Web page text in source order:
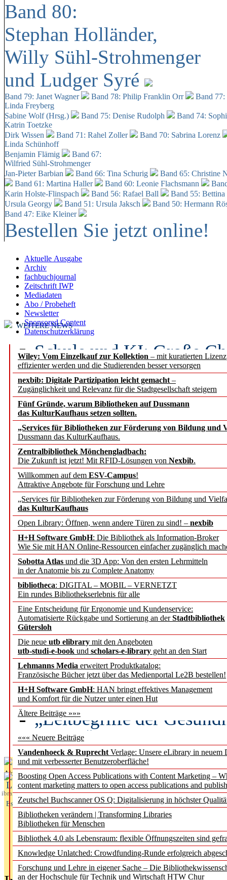
Band 80:
Stephan Holländer,
Willy Sühl-Strohmenger
und Ludger Syré
Band 79: Janet Wagner Band 78: Philip Franklin Orr
Band
Linda Freyberg
Sabine Wolf (Hrsg.)
Band 75: Denise Rudolph
Band 74:
Katrin Toetzke
Dirk Wissen
Band 71: Rahel Zoller
Band 70: Sabrina Lorenz
Linda Schünhoff
Benjamin Flämig
Band 67:
Wilfried Sühl-Strohmenger
Jan-Pieter Barbian
Band 66: Tina Schurig
Band 65: Christine
Band 61: Martina Haller
Band 60: Leonie Flachsmann
Karin Holste-Flinspach
Band 56: Rafael Ball
Band 55:
Ursula Georgy
Band 51: Ursula Jaksch Band 50: Hermann
Band 47: Eike Kleiner
Bestellen Sie jetzt online!
Aktuelle Ausgabe
Archiv
fachbuchjournal
Zeitschrift IWP
Mediadaten
Abo / Probeheft
Newsletter
Sponsored Content
Datenschutzerklärung
Wiley: Vom Einzelkauf zur Kollektion – mit kuratierten
effizienter werden und die Studierenden besser versorgen
nexbib: Digitale Partizipation leicht gemacht –
Zugänglichkeit und Relevanz für die Stadtgesellschaft steigern
Fünf Gründe, warum Bibliotheken auf Dussmann
das KulturKaufhaus setzen sollten.
„Services für Bibliotheken zur Förderung von Bildung und
Dussmann das KulturKaufhaus.
Zentralbibliothek Mönchengladbach:
Die Zukunft ist jetzt! Mit RFID-Lösungen von Nexbib.
Willkommen auf dem ESV-Campus!
Attraktive Angebote für Forschung und Lehre
„Services für Bibliotheken zur Förderung von Bildung und
das KulturKaufhaus
Open Library: Öffnen, wenn andere Türen zu sind! – nexbib
H+H Software GmbH: Die Bibliothek als Information-Broker
Wie Sie mit HAN Online-Ressourcen einfacher zugänglich
Sobotta Atlas und die 3D App: Von den ersten Lehrmitteln
in der Anatomie bis zu Complete Anatomy
bibliotheca: DIGITAL – MOBIL – VERNETZT
Ein rundes Bibliothekserlebnis für alle
Eine Entscheidung für Ergonomie und Kundenservice:
Automatisierte Rückgabe und Sortierung an derStadtbibliothek
Gütersloh
Die neue utb elibrary mit den Angeboten
utb-studi-e-book und scholars-e-library geht an den Start
Lehmanns Media erweitert Produktkatalog:
Französische Bücher jetzt über das Medienportal Le2B bestellen!
H+H Software GmbH: HAN bringt effektives Management
und Komfort für die Nutzer unter einen Hut
Ältere Beiträge »»»
««« Neuere Beiträge
Vandenhoeck & Ruprecht Verlage: Unsere eLibrary in neuem
und mit verbesserter Benutzeroberfläche!
Boosting Open Access Publications with Content Marketing –
content marketing matters to open access publications and
Zeutschel Buchscanner OS Q: Digitalisierung in höchster
Bibliotheken verändern | Transforming Libraries
Bibliotheken für Menschen
Bibliothek 4.0 als Lebensraum: flexible Öffnungszeiten sind
Knowledge Unlatched: Crowdfunding-Runde erfolgreich
Forschung und Lehre in eigener Sache – Die
an der Hochschule für Technik und Wirtschaft HTW Chur
WEITERE NEWS
Schule und KI: Große
Voraussetzungen
Erfolgreiches erstes
Segment Research –
angepasst
konstruktiv!
Mohr Siebeck
und die Zeitschrift für
Francke Attempto
EBSCO Information
Recherchefunktionen in
Sorbisches Institut neu
Geschichte und
Künstliche Intelligenz
besser zu verstehen
„Leitbegriffe der
des BIÖG erscheinen
Aktuelles aus
L
ibrary
Essentials